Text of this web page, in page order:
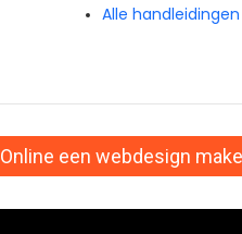
Alle handleidingen
Online een webdesign